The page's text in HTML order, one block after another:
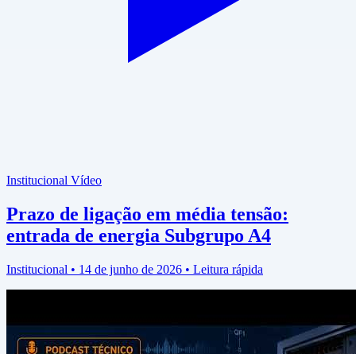
Institucional Vídeo
Prazo de ligação em média tensão:
entrada de energia Subgrupo A4
Institucional • 14 de junho de 2026 • Leitura rápida